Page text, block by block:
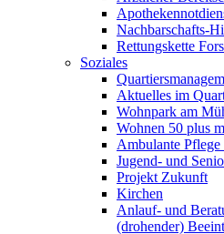
Nachbarschafts-
Rettungskette
Soziales
Aktuelles im
Wohnpark am
Wohnen 50 plus
Ambulante Pflege
Jugend- und
Projekt Zukunft
Kirchen
Anlauf- und
(drohender)